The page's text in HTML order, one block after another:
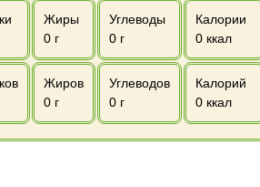
Жиры
0 г
Углеводы
0 г
Калории
0 ккал
Жиров
0 г
Углеводов
0 г
Калорий
0 ккал